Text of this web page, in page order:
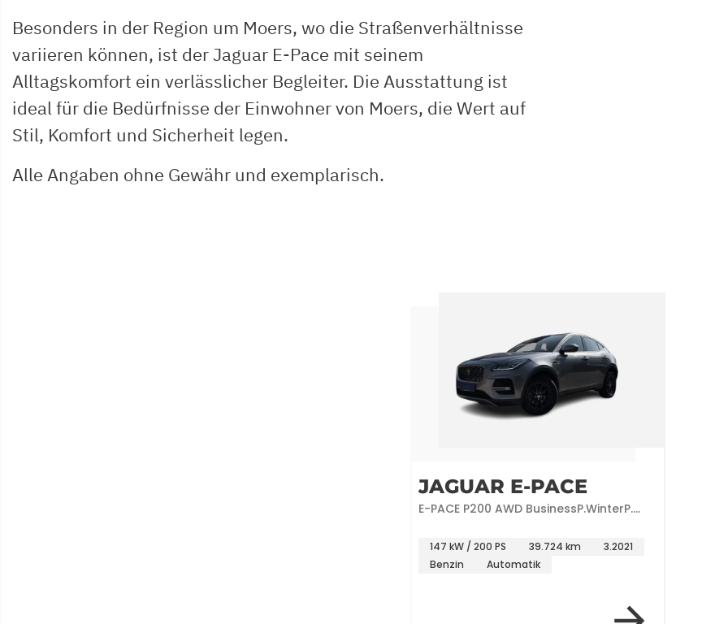
Besonders in der Region um Moers, wo die Straßenverhältnisse
variieren können, ist der Jaguar E-Pace mit seinem
Alltagskomfort ein verlässlicher Begleiter. Die Ausstattung ist
ideal für die Bedürfnisse der Einwohner von Moers, die Wert auf
Stil, Komfort und Sicherheit legen.
Alle Angaben ohne Gewähr und exemplarisch.
JAGUAR E-PACE
E-PACE P200 AWD BusinessP.WinterP.
147 kW / 200 PS 39.724 km
3.2021
Benzin
Automatik